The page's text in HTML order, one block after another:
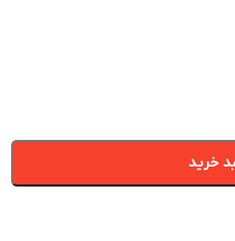
خرید